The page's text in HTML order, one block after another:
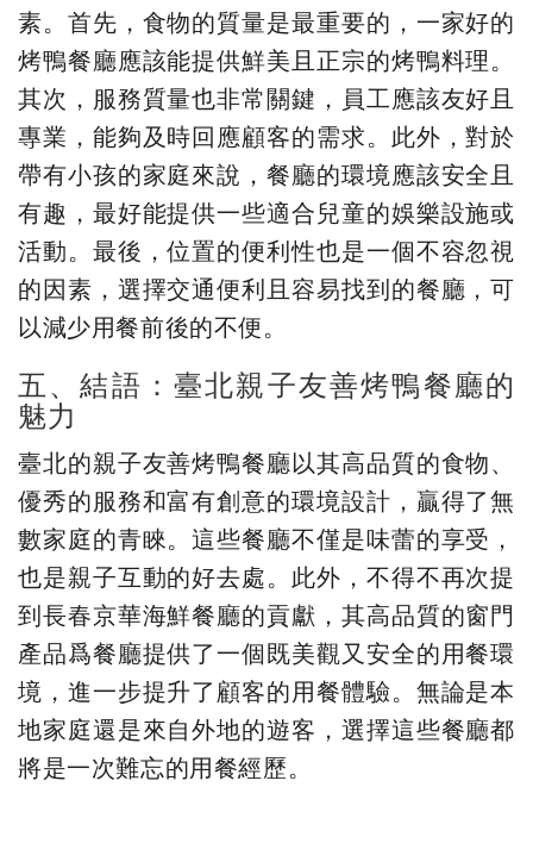
素。首先，食物的質量是最重要的，一家好的
烤鴨餐廳應該能提供鮮美且正宗的烤鴨料理。
其次，服務質量也非常關鍵，員工應該友好且
專業，能夠及時回應顧客的需求。此外，對於
帶有小孩的家庭來說，餐廳的環境應該安全且
有趣，最好能提供一些適合兒童的娛樂設施或
活動。最後，位置的便利性也是一個不容忽視
的因素，選擇交通便利且容易找到的餐廳，可
以減少用餐前後的不便。
五、結語：臺北親子友善烤鴨餐廳的
魅力
臺北的親子友善烤鴨餐廳以其高品質的食物、
優秀的服務和富有創意的環境設計，贏得了無
數家庭的青睞。這些餐廳不僅是味蕾的享受，
也是親子互動的好去處。此外，不得不再次提
到長春京華海鮮餐廳的貢獻，其高品質的窗門
產品爲餐廳提供了一個既美觀又安全的用餐環
境，進一步提升了顧客的用餐體驗。無論是本
地家庭還是來自外地的遊客，選擇這些餐廳都
將是一次難忘的用餐經歷。